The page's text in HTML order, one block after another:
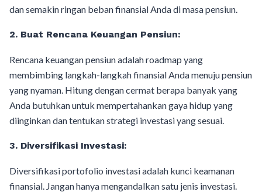
dan semakin ringan beban finansial Anda di masa pensiun.
2. Buat Rencana Keuangan Pensiun:
Rencana keuangan pensiun adalah roadmap yang
membimbing langkah-langkah finansial Anda menuju pensiun
yang nyaman. Hitung dengan cermat berapa banyak yang
Anda butuhkan untuk mempertahankan gaya hidup yang
diinginkan dan tentukan strategi investasi yang sesuai.
3. Diversifikasi Investasi:
Diversifikasi portofolio investasi adalah kunci keamanan
finansial. Jangan hanya mengandalkan satu jenis investasi.